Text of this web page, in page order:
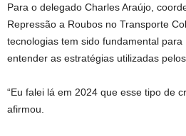
Para o delegado Charles Araújo,
Repressão a Roubos no Transporte
tecnologias tem sido fundamental
entender as estratégias utilizadas
“Eu falei lá em 2024 que esse tipo de
afirmou.